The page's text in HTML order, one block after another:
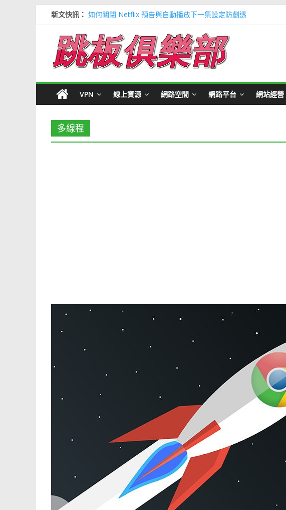
新文快訊： 如何關閉 Netflix 預告與自動播放下一集設定防劇透
信用卡號產生器 (含CVV) 懶人包＃多個 Visa / Master Card 網站
寶可夢飛人安卓必裝 FonesGo 虛擬定位不用出門玩遊戲教學
Google 刪除超過兩年登入帳號＃不想被砍帳號教學
VPN 線上資源 網路空間 網路平台 網站經營
多線程